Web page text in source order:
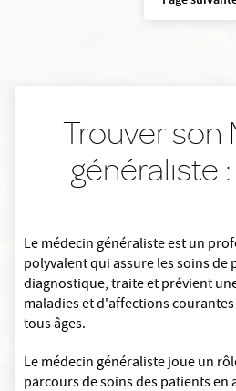
Trouver son
généraliste
Le médecin généraliste est un
polyvalent qui assure les soins de
diagnostique, traite et prévient
maladies et d'affections
tous âges.
Le médecin généraliste joue un
parcours de soins des patients en